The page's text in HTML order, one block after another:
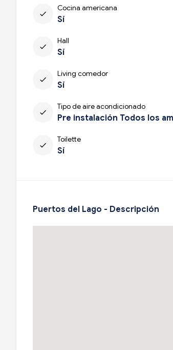
check
Cocina americana
Sí
check
Hall
Sí
check
Living comedor
Sí
check
Tipo de aire acondicionado
Pre instalación Todos los
check
Toilette
Sí
Puertos del Lago - Descripción